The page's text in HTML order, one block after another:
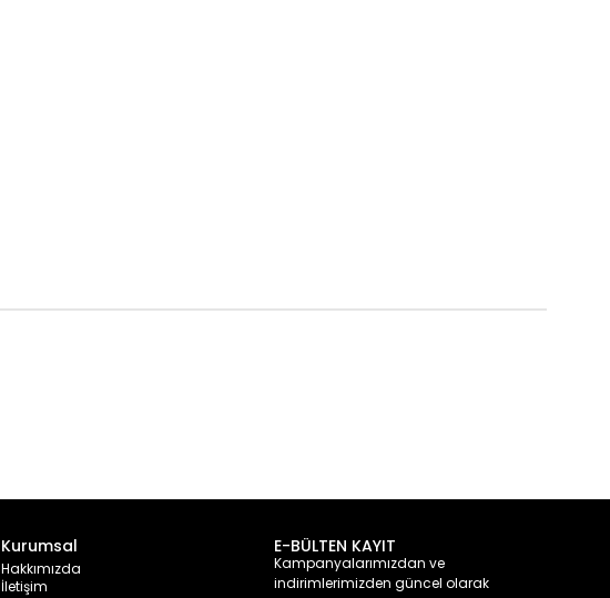
Kurumsal
Hakkımızda
İletişim
E-BÜLTEN KAYIT
Kampanyalarımızdan ve
indirimlerimizden güncel olarak